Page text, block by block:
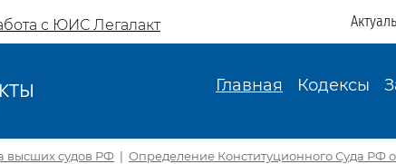
с ЮИС Легалакт
Главная Кодексы
высших судов РФ | Определение Конституционного Суда РФ